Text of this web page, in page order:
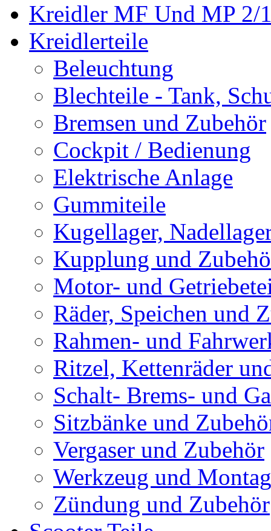
Kreidler MF Und MP 2/
Kreidlerteile
Beleuchtung
Blechteile - Tank,
Bremsen und Zubehör
Cockpit / Bedienung
Elektrische Anlage
Gummiteile
Kugellager,
Kupplung und
Motor- und
Räder, Speichen und
Rahmen- und
Ritzel, Kettenräder
Schalt- Brems- und
Sitzbänke und
Vergaser und Zubehör
Werkzeug und
Zündung und Zubehör